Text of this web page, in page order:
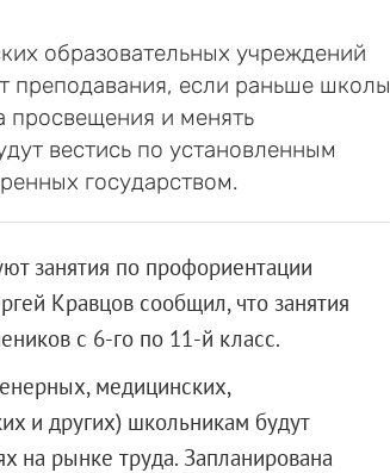
образовательных учреждений
преподавания, если раньше школы
просвещения и менять
вестись по установленным
государством.
занятия по профориентации
Кравцов сообщил, что занятия
с 6-го по 11-й класс.
медицинских,
и других) школьникам будут
на рынке труда. Запланирована